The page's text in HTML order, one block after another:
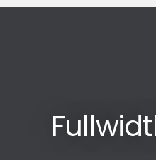
Si tienes alguna